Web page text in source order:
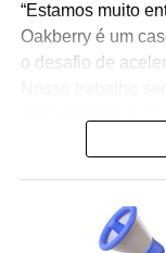
“Estamos muito
Oakberry é um
o desafio de
audiências e
O projeto
de mídia paga